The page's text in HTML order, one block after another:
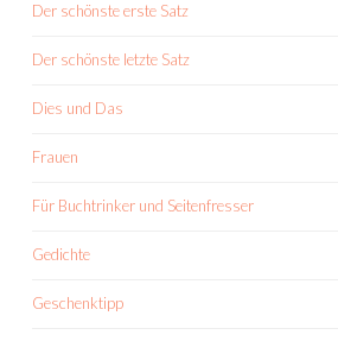
Der schönste erste Satz
Der schönste letzte Satz
Dies und Das
Frauen
Für Buchtrinker und Seitenfresser
Gedichte
Geschenktipp